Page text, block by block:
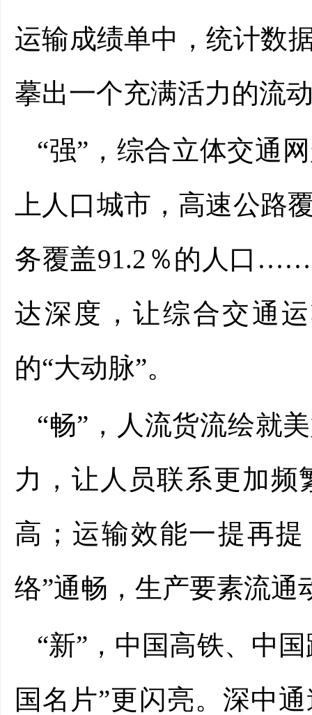
运输成绩单中，统计数
摹出一个充满活力的流
“强”，综合立体交通
上人口城市，高速公路
务覆盖91.2％的人口
达深度，让综合交通
的“大动脉”。
“畅”，人流货流绘就
力，让人员联系更加
高；运输效能一提再
络”通畅，生产要素流通
“新”，中国高铁、中
国名片”更闪亮。深中